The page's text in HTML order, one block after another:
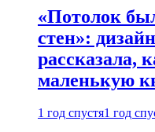
«Потолок
стен»:
рассказала,
маленькую
1 год спустя1 год